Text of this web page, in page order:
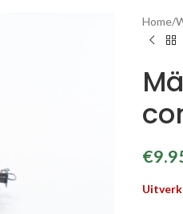
Home/
€